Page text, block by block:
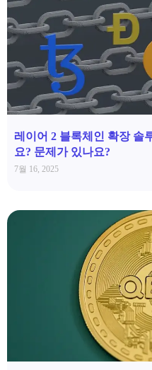
레이어 2 블록체인 확장 솔
요? 문제가 있나요?
7월 16, 2025